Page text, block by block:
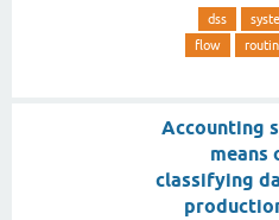
dss
flow
Accounting
means
classifying